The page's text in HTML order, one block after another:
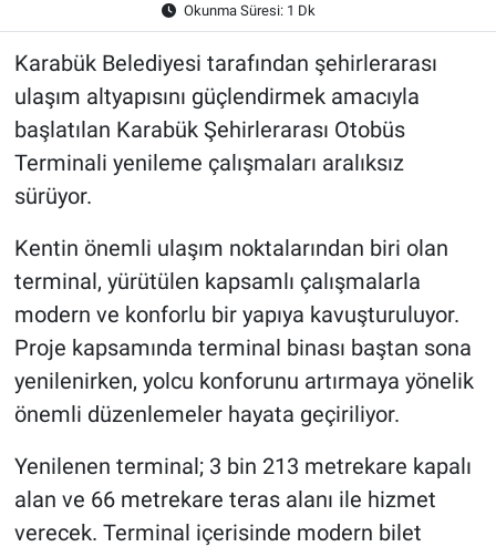
Okunma Süresi: 1 Dk
Karabük Belediyesi tarafından şehirlerarası
ulaşım altyapısını güçlendirmek amacıyla
başlatılan Karabük Şehirlerarası Otobüs
Terminali yenileme çalışmaları aralıksız
sürüyor.
Kentin önemli ulaşım noktalarından biri olan
terminal, yürütülen kapsamlı çalışmalarla
modern ve konforlu bir yapıya kavuşturuluyor.
Proje kapsamında terminal binası baştan sona
yenilenirken, yolcu konforunu artırmaya yönelik
önemli düzenlemeler hayata geçiriliyor.
Yenilenen terminal; 3 bin 213 metrekare kapalı
alan ve 66 metrekare teras alanı ile hizmet
verecek. Terminal içerisinde modern bilet